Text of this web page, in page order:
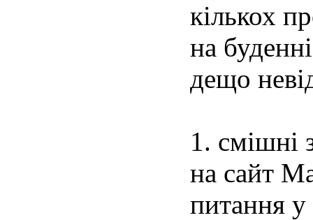
кількох
на
дещо
1. смішні
на сайт
питання у